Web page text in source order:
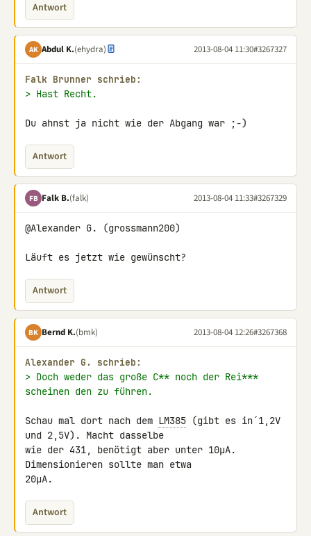
Antwort
AK Abdul K.(ehydra) 2013-08-04 11:30#3267327
Falk Brunner schrieb:
> Hast Recht.
Du ahnst ja nicht wie der Abgang war ;-)
Antwort
FB Falk B.(falk) 2013-08-04 11:33#3267329
@Alexander G. (grossmann200)
Läuft es jetzt wie gewünscht?
Antwort
BK Bernd K.(bmk) 2013-08-04 12:26#3267368
Alexander G. schrieb:
> Doch weder das große C** noch der Rei***
scheinen den zu führen.
Schau mal dort nach dem LM385 (gibt es in´1,2V
und 2,5V). Macht dasselbe
wie der 431, benötigt aber unter 10µA.
Dimensionieren sollte man etwa
20µA.
Antwort